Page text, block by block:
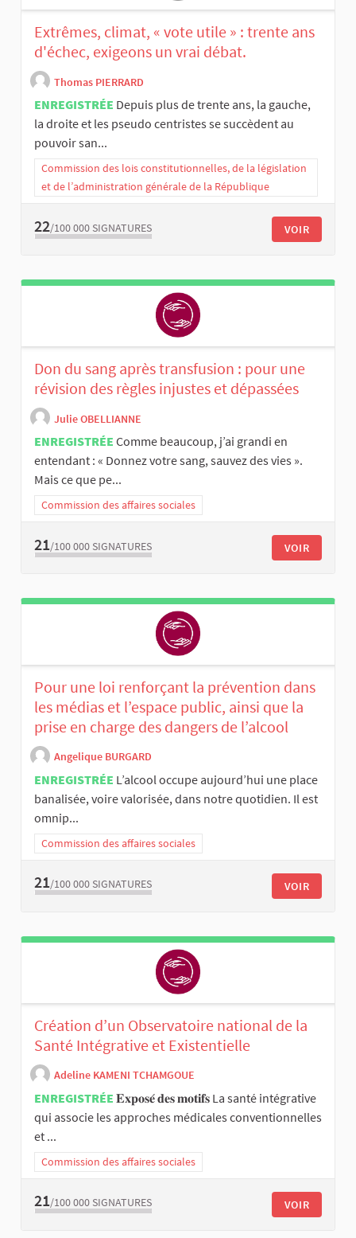
Extrêmes, climat, « vote utile » : trente ans
d'échec, exigeons un vrai débat.
Thomas PIERRARD
ENREGISTRÉE Depuis plus de trente ans, la gauche,
la droite et les pseudo centristes se succèdent au
pouvoir san...
Commission des lois constitutionnelles, de la législation
et de l’administration générale de la République
22/100 000 SIGNATURES VOIR
Don du sang après transfusion : pour une
révision des règles injustes et dépassées
Julie OBELLIANNE
ENREGISTRÉE Comme beaucoup, j’ai grandi en
entendant : « Donnez votre sang, sauvez des vies ».
Mais ce que pe...
Commission des affaires sociales
21/100 000 SIGNATURES VOIR
Pour une loi renforçant la prévention dans
les médias et l’espace public, ainsi que la
prise en charge des dangers de l’alcool
Angelique BURGARD
ENREGISTRÉE L’alcool occupe aujourd’hui une place
banalisée, voire valorisée, dans notre quotidien. Il est
omnip...
Commission des affaires sociales
21/100 000 SIGNATURES VOIR
Création d’un Observatoire national de la
Santé Intégrative et Existentielle
Adeline KAMENI TCHAMGOUE
ENREGISTRÉE 𝐄𝐱𝐩𝐨𝐬𝐞́ 𝐝𝐞𝐬 𝐦𝐨𝐭𝐢𝐟𝐬 La santé intégrative
qui associe les approches médicales conventionnelles
et ...
Commission des affaires sociales
21/100 000 SIGNATURES VOIR